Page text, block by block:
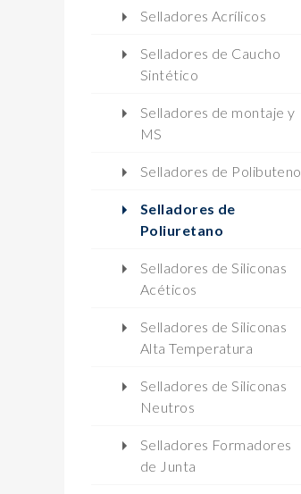
Selladores Acrílicos
Selladores de Caucho
Sintético
Selladores de montaje y
MS
Selladores de Polibuteno
Selladores de
Poliuretano
Selladores de Siliconas
Acéticos
Selladores de Siliconas
Alta Temperatura
Selladores de Siliconas
Neutros
Selladores Formadores
de Junta